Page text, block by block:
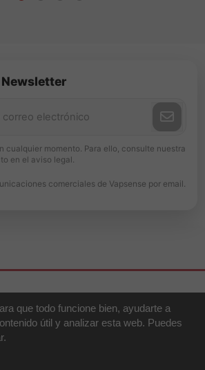
Newsletter
cualquier momento. Para ello, consulte nuestra
en el aviso legal.
comerciales de Vapsense por email.
que todo funcione bien, ayudarte a
útil y analizar esta web. Puedes